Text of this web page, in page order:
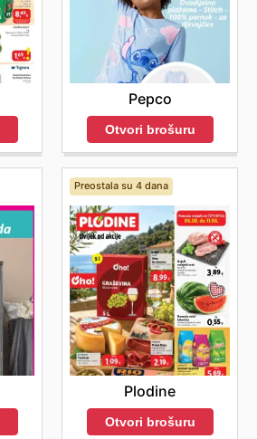
Pepco
Otvori brošuru
Preostala su 4 dana
Plodine
Otvori brošuru